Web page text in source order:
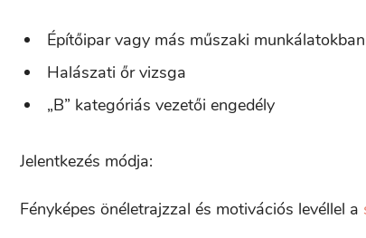
Építőipar vagy más műszaki
Halászati őr vizsga
„B” kategóriás vezetői engedély
Jelentkezés módja:
Fényképes önéletrajzzal és motivációs levéllel a